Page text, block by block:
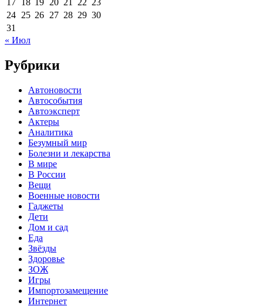
17 18 19 20 21 22 23
24 25 26 27 28 29 30
31
« Июл
Рубрики
Автоновости
Автособытия
Автоэксперт
Актеры
Аналитика
Безумный мир
Болезни и лекарства
В мире
В России
Вещи
Военные новости
Гаджеты
Дети
Дом и сад
Еда
Звёзды
Здоровье
ЗОЖ
Игры
Импортозамещение
Интернет